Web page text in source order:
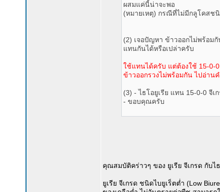
ผสมแค่นี้น่าจะพอ
(หมายเหตุ) กรณีที่ไม่มีกลูโคสช
(2) เจอปัญหา ข้าวออกไม่พร้อมกั
แทนกันได้หรือเปล่าครับ
ใช้แทนได้ครับ แต่ต้องใช้ 15-0-
ข้าวออกรวงไม่พร้อมกัน ไปอ่าน
(3) - ไธโอยูเรีย แทน 15-0-0 จีเ
- ขอบคุณครับ
คุณสมบัติคร่าวๆ ของ ยูเรีย จีเกรด กับไ
ยูเรีย จีเกรด ชนิดไบยูเร็ตต่ำ (Low